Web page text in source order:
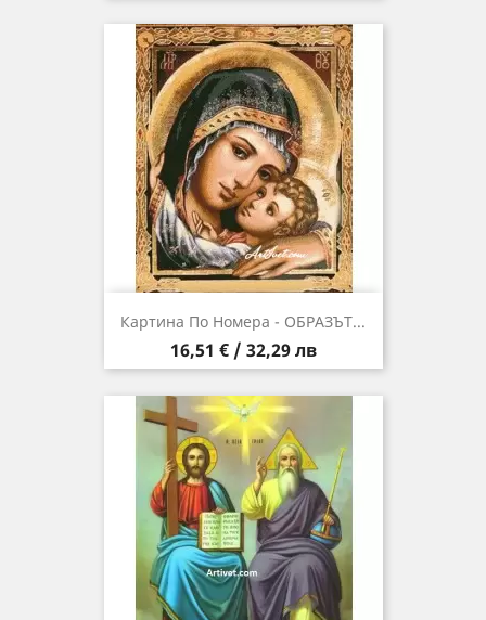
Картина По Номера - ОБРАЗЪТ...
Цена
16,51 € / 32,29 лв